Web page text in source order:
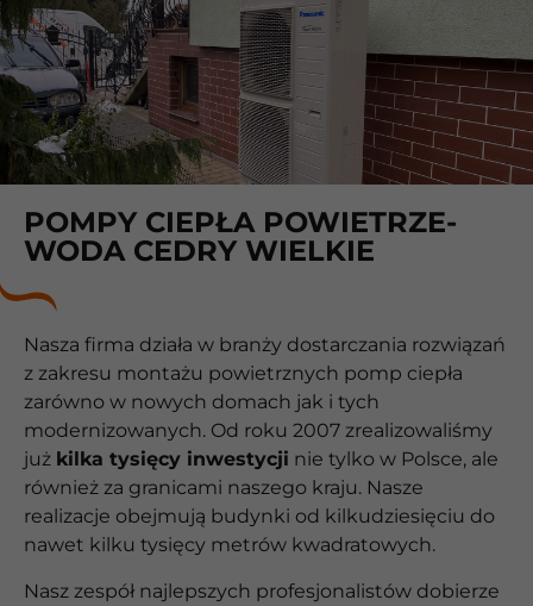
POMPY CIEPŁA POWIETRZE-
WODA CEDRY WIELKIE
Nasza firma działa w branży dostarczania rozwiązań
z zakresu montażu powietrznych pomp ciepła
zarówno w nowych domach jak i tych
modernizowanych. Od roku 2007 zrealizowaliśmy
już kilka tysięcy inwestycji nie tylko w Polsce, ale
również za granicami naszego kraju. Nasze
realizacje obejmują budynki od kilkudziesięciu do
nawet kilku tysięcy metrów kwadratowych.
Nasz zespół najlepszych profesjonalistów dobierze